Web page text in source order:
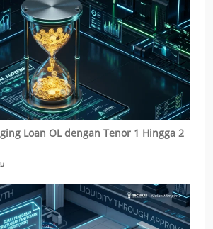
Loan OL dengan Tenor 1 Hingga 2